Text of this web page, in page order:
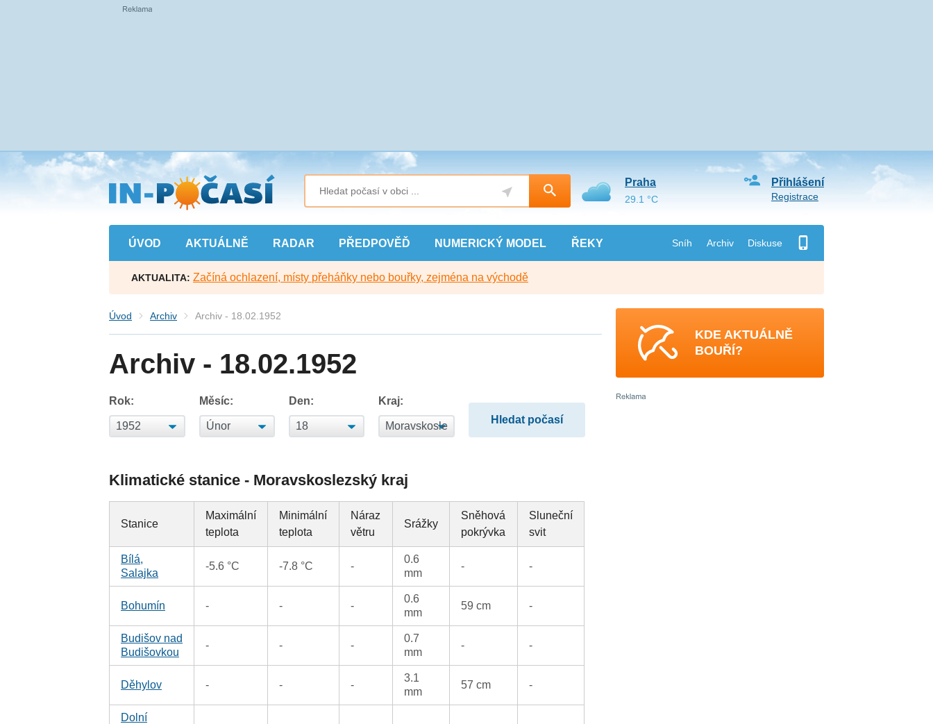
Přejít
na
hlavní
obsah
ÚVOD AKTUÁLNĚ RADAR PŘEDPOVĚĎ NUMERICKÝ MODEL ŘEKY Sníh Archiv Diskuse
Přihlášení
Registrace
Praha
29.1 °C
AKTUALITA: Začíná ochlazení, místy přeháňky nebo bouřky, zejména na východě
Úvod Archiv Archiv - 18.02.1952
Archiv - 18.02.1952
Rok: Měsíc: Den: Kraj:
Klimatické stanice - Moravskoslezský kraj
Stanice
Maximální
teplota
Minimální
teplota
Náraz
větru
Srážky
Sněhová
pokrývka
Sluneční
svit
Bílá,
Salajka
-5.6 °C -7.8 °C -
0.6
mm
- -
Bohumín - - -
0.6
mm
59 cm -
Budišov nad
Budišovkou
- - -
0.7
mm
- -
Děhylov - - -
3.1
mm
57 cm -
Dolní
KDE AKTUÁLNĚ
BOUŘÍ?